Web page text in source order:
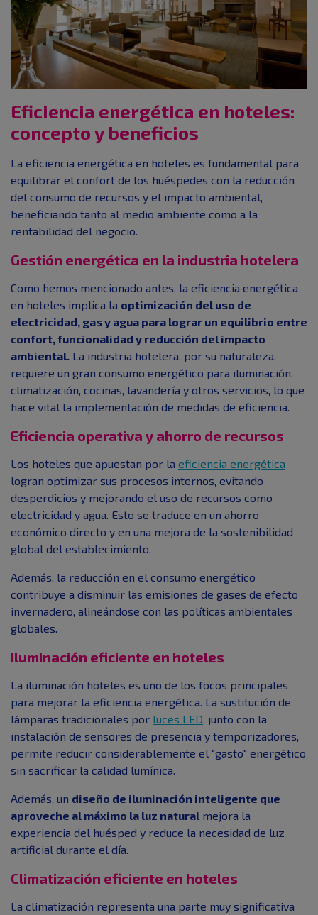
Eficiencia energética en hoteles:
concepto y beneficios
La eficiencia energética en hoteles es fundamental para
equilibrar el confort de los huéspedes con la reducción
del consumo de recursos y el impacto ambiental,
beneficiando tanto al medio ambiente como a la
rentabilidad del negocio.
Gestión energética en la industria hotelera
Como hemos mencionado antes, la eficiencia energética
en hoteles implica la optimización del uso de
electricidad, gas y agua para lograr un equilibrio entre
confort, funcionalidad y reducción del impacto
ambiental. La industria hotelera, por su naturaleza,
requiere un gran consumo energético para iluminación,
climatización, cocinas, lavandería y otros servicios, lo que
hace vital la implementación de medidas de eficiencia.
Eficiencia operativa y ahorro de recursos
Los hoteles que apuestan por la eficiencia energética
logran optimizar sus procesos internos, evitando
desperdicios y mejorando el uso de recursos como
electricidad y agua. Esto se traduce en un ahorro
económico directo y en una mejora de la sostenibilidad
global del establecimiento.
Además, la reducción en el consumo energético
contribuye a disminuir las emisiones de gases de efecto
invernadero, alineándose con las políticas ambientales
globales.
Iluminación eficiente en hoteles
La iluminación hoteles es uno de los focos principales
para mejorar la eficiencia energética. La sustitución de
lámparas tradicionales por luces LED, junto con la
instalación de sensores de presencia y temporizadores,
permite reducir considerablemente el "gasto" energético
sin sacrificar la calidad lumínica.
Además, un diseño de iluminación inteligente que
aproveche al máximo la luz natural mejora la
experiencia del huésped y reduce la necesidad de luz
artificial durante el día.
Climatización eficiente en hoteles
La climatización representa una parte muy significativa